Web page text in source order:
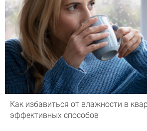
Как избавиться от влажности в
эффективных способов